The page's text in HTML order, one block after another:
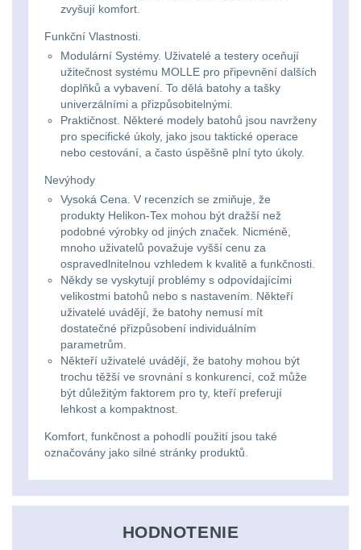
čelovky
Taktické
svietidlá
Lucerny
kempingové
lampy
Potápačské
svetlá
Kapesní
svítilny
Policejní
svítilny
Vyhledávací
Batohy216
Méně než 10 L13
10 - 20 L26
20 - 30 L
Nad 30 L74
Batohy přes rameno
Cestovní batohy a
Dětské batohy3
Brašne a tašky45
Ledvinky60
Duffle bagy25
Univerzalní tašky60
zvyšují komfort.
Funkční Vlastnosti.
Modulární Systémy. Uživatelé a testery oceňují
užitečnost systému MOLLE pro připevnění dalších
doplňků a vybavení. To dělá batohy a tašky
univerzálními a přizpůsobitelnými.
Praktičnost. Některé modely batohů jsou navrženy
pro specifické úkoly, jako jsou taktické operace
nebo cestování, a často úspěšně plní tyto úkoly.
Nevýhody
Vysoká Cena. V recenzích se zmiňuje, že
produkty Helikon-Tex mohou být dražší než
podobné výrobky od jiných značek. Nicméně,
mnoho uživatelů považuje vyšší cenu za
ospravedlnitelnou vzhledem k kvalitě a funkčnosti.
Někdy se vyskytují problémy s odpovídajícími
velikostmi batohů nebo s nastavením. Někteří
uživatelé uvádějí, že batohy nemusí mít
dostatečné přizpůsobení individuálním
parametrům.
Někteří uživatelé uvádějí, že batohy mohou být
trochu těžší ve srovnání s konkurencí, což může
být důležitým faktorem pro ty, kteří preferují
lehkost a kompaktnost.
Komfort, funkčnost a pohodlí použití jsou také
označovány jako silné stránky produktů.
HODNOTENIE